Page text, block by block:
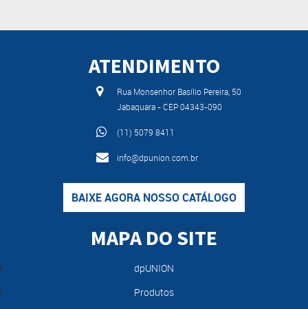
ATENDIMENTO
Rua Monsenhor Basílio Pereira, 50
Jabaquara - CEP 04343-090
(11) 5079 8411
info@dpunion.com.br
BAIXE AGORA NOSSO CATÁLOGO
MAPA DO SITE
dpUNION
Produtos